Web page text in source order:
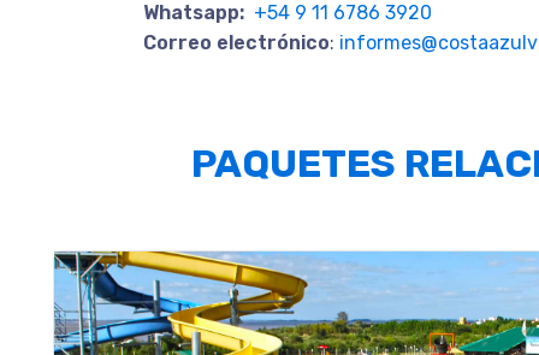
Whatsapp: +54 9 11 6786 3920
Correo electrónico:
PAQUETES